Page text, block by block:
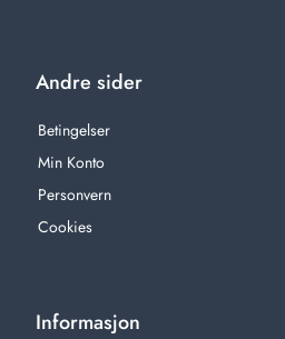
Andre sider
Betingelser
Min Konto
Personvern
Cookies
Informasjon